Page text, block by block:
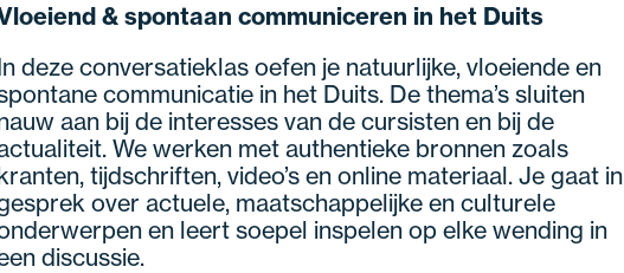
& spontaan communiceren in het Duits
deze conversatieklas oefen je natuurlijke, vloeiende en
communicatie in het Duits. De thema’s sluiten
aan bij de interesses van de cursisten en bij de
We werken met authentieke bronnen zoals
tijdschriften, video’s en online materiaal. Je gaat in
over actuele, maatschappelijke en culturele
en leert soepel inspelen op elke wending in
discussie.